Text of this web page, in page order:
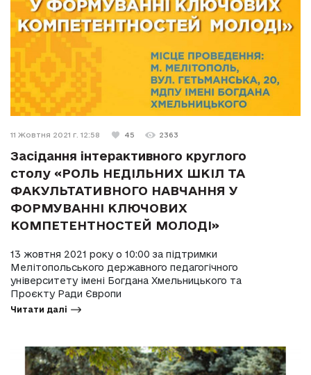
11 Жовтня 2021 г. 12:58 45 2363
Засідання інтерактивного круглого
столу «РОЛЬ НЕДІЛЬНИХ ШКІЛ ТА
ФАКУЛЬТАТИВНОГО НАВЧАННЯ У
ФОРМУВАННІ КЛЮЧОВИХ
КОМПЕТЕНТНОСТЕЙ МОЛОДІ»
13 жовтня 2021 року о 10:00 за підтримки
Мелітопольського державного педагогічного
університету імені Богдана Хмельницького та
Проєкту Ради Європи
Читати далі